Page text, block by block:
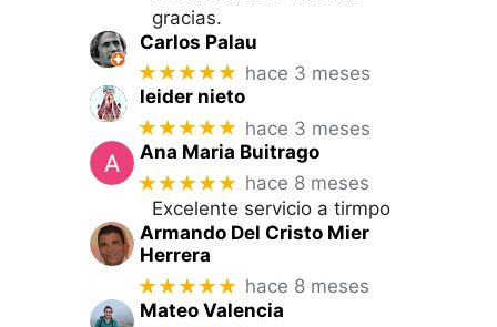
gracias.
Carlos Palau
★★★★★ hace 3 meses
leider nieto
★★★★★ hace 3 meses
Ana Maria Buitrago
★★★★★ hace 8 meses
Excelente servicio a tirmpo
Armando Del Cristo Mier
Herrera
★★★★★ hace 8 meses
Mateo Valencia